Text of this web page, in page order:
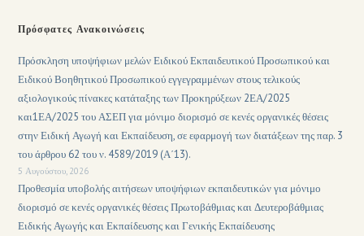
Πρόσφατες Ανακοινώσεις
Πρόσκληση υποψήφιων μελών Ειδικού Εκπαιδευτικού Προσωπικού και
Ειδικού Βοηθητικού Προσωπικού εγγεγραμμένων στους τελικούς
αξιολογικούς πίνακες κατάταξης των Προκηρύξεων 2ΕΑ/2025
και1ΕΑ/2025 του ΑΣΕΠ για μόνιμο διορισμό σε κενές οργανικές θέσεις
στην Ειδική Αγωγή και Εκπαίδευση, σε εφαρμογή των διατάξεων της παρ. 3
του άρθρου 62 του ν. 4589/2019 (Α΄13).
5 Αυγούστου, 2026
Προθεσμία υποβολής αιτήσεων υποψήφιων εκπαιδευτικών για μόνιμο
διορισμό σε κενές οργανικές θέσεις Πρωτοβάθμιας και Δευτεροβάθμιας
Ειδικής Αγωγής και Εκπαίδευσης και Γενικής Εκπαίδευσης